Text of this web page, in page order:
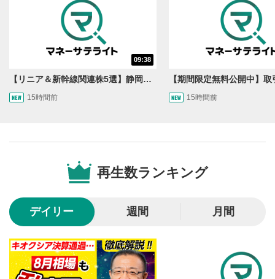
クリックするとYouTubeの「後で見る」の再生リスト
に追加されます。
スマートフォンで視聴の場合は動画再生エリア右上のメニュ
ー内にあります。
きます。
再生位置を示しています。再生したい位置をクリック
するとその位置から動画が再生されます。
再生ボタン
動画が再生または一時停止します。
7
音量調整
スライダーを上下すると音量が調整できます。
スマートフォンで視聴の場合は端末の音量調節ボタンを利用
09:38
【リニア＆新幹線関連株5選】静岡県知事の承認でリニア路線工事進展！北陸新幹線も「小浜・京都ルート」再決定！関連する注目の銘柄は？＜たけぞうNEWS＞
15時間前 15時間前
再生数ランキング
デイリー 週間 月間